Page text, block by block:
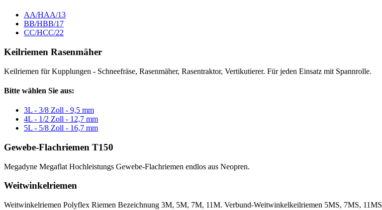
AA/HAA/13
BB/HBB/17
CC/HCC/22
Keilriemen Rasenmäher
Keilriemen für Kupplungen - Schneefräse, Rasenmäher, Rasentraktor, Vertikutierer. Für jeden Einsatz mit Spannrolle.
Bitte wählen Sie aus:
3L - 3/8 Zoll - 9,5 mm
4L - 1/2 Zoll - 12,7 mm
5L - 5/8 Zoll - 16,7 mm
Gewebe-Flachriemen T150
Megadyne Megaflat Hochleistungs Gewebe-Flachriemen endlos aus Neopren.
Weitwinkelriemen
Weitwinkelriemen Polyflex Riemen Bezeichnung 3M, 5M, 7M, 11M. Verbund-Weitwinkelkeilriemen 5MS, 7MS, 11MS